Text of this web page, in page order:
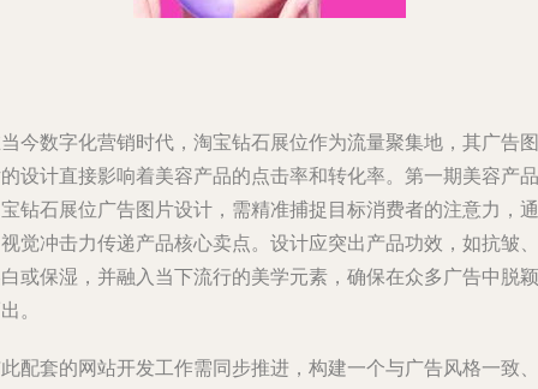
今数字化营销时代，淘宝钻石展位作为流量聚集地，其广告图
设计直接影响着美容产品的点击率和转化率。第一期美容产品
钻石展位广告图片设计，需精准捕捉目标消费者的注意力，通
觉冲击力传递产品核心卖点。设计应突出产品功效，如抗皱、
或保湿，并融入当下流行的美学元素，确保在众多广告中脱颖
。
配套的网站开发工作需同步推进，构建一个与广告风格一致、